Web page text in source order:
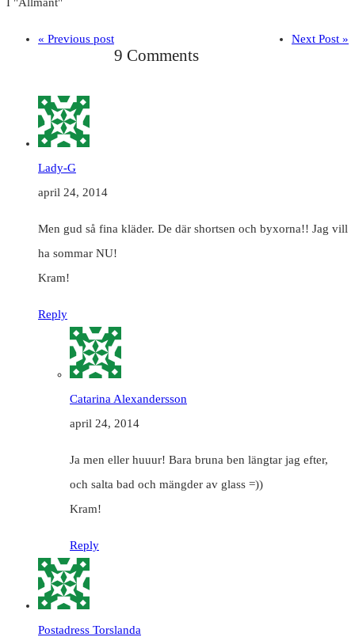
« Previous post Next Post »
9 Comments
Lady-G
april 24, 2014
Men gud så fina kläder. De där shortsen och byxorna!! Jag vill
ha sommar NU!
Kram!
Reply
Catarina Alexandersson
april 24, 2014
Ja men eller huuur! Bara bruna ben längtar jag efter,
och salta bad och mängder av glass =))
Kram!
Reply
Postadress Torslanda